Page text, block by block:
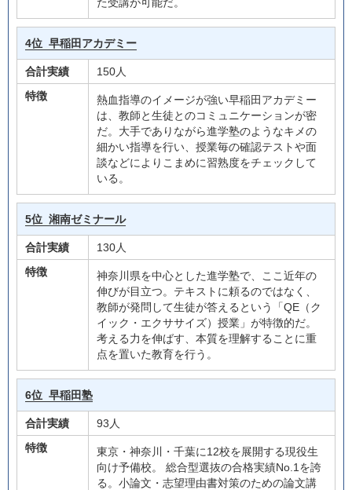
4位 早稲田アカデミー
合計実績
150人
特徴
熱血指導のイメージが強い早稲田アカデミー
は、教師と生徒とのコミュニケーションが密
だ。大手でありながら進学塾のようなキメの
細かい指導を行い、授業毎の確認テストや面
談などによりこまめに習熟度をチェックして
いる。
5位 湘南ゼミナール
合計実績
130人
特徴
神奈川県を中心とした進学塾で、ここ近年の
伸びが目立つ。テキストに頼るのではなく、
教師が発問して生徒が答えるという「QE（ク
イック・エクササイズ）授業」が特徴的だ。
考える力を伸ばす、本質を理解することに重
点を置いた教育を行う。
6位 早稲田塾
合計実績
93人
特徴
東京・神奈川・千葉に12校を展開する現役生
向け予備校。 総合型選抜の合格実績No.1を誇
る。小論文・志望理由書対策のための論文講